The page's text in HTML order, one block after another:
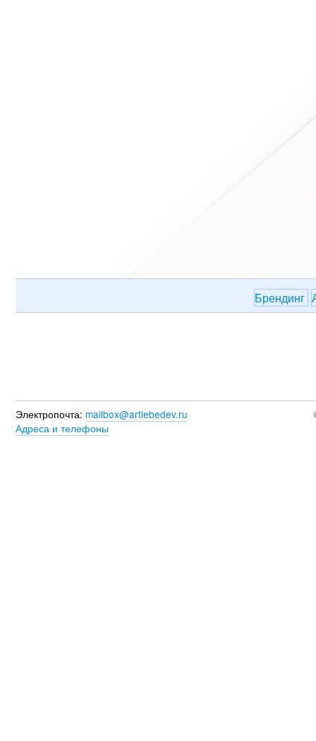
Брендинг
Электропочта: mailbox@artlebedev.ru
Адреса и телефоны